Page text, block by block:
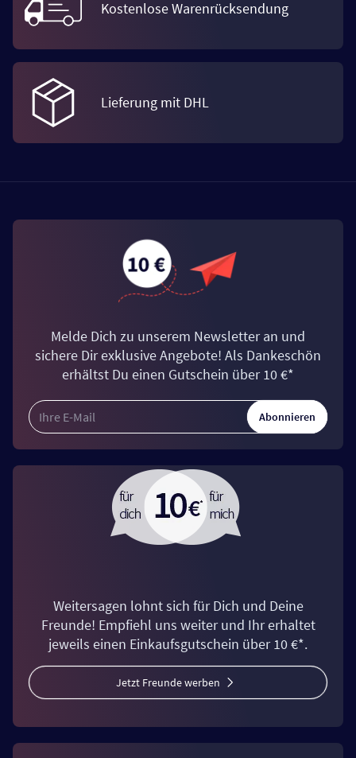
Kostenlose Warenrücksendung
Lieferung mit DHL
Melde Dich zu unserem Newsletter an und
sichere Dir exklusive Angebote! Als Dankeschön
erhältst Du einen Gutschein über 10 €*
Abonnieren
Weitersagen lohnt sich für Dich und Deine
Freunde! Empfiehl uns weiter und Ihr erhaltet
jeweils einen Einkaufsgutschein über 10 €*.
Jetzt Freunde werben